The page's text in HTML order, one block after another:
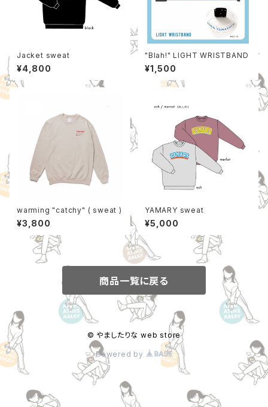
Jacket sweat
¥4,800
"Blah!" LIGHT WRISTBAND
¥1,500
warming "catchy" ( sweat )
¥3,800
YAMARY sweat
¥5,000
商品一覧に戻る
© やましたりな web store
Powered by